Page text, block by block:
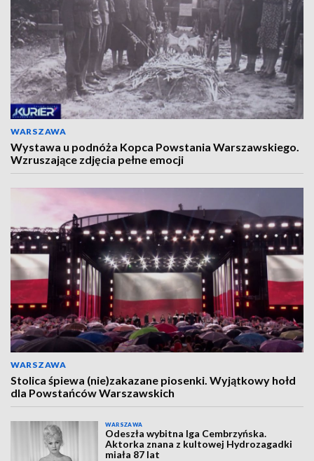
WARSZAWA
Wystawa u podnóża Kopca Powstania Warszawskiego.
Wzruszające zdjęcia pełne emocji
WARSZAWA
Stolica śpiewa (nie)zakazane piosenki. Wyjątkowy hołd
dla Powstańców Warszawskich
WARSZAWA
Odeszła wybitna Iga Cembrzyńska.
Aktorka znana z kultowej Hydrozagadki
miała 87 lat